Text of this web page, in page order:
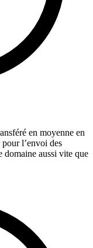
en moyenne en
l’envoi des
domaine aussi vite que